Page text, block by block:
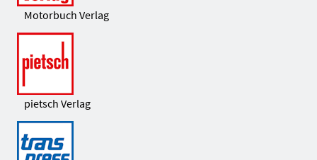
Motorbuch Verlag
pietsch Verlag